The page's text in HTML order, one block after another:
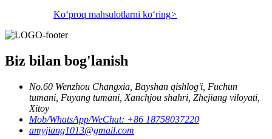
Koʻproq mahsulotlarni koʻring>
Biz bilan bog'lanish
No.60 Wenzhou Changxia, Bayshan qishlog'i, Fuchun
tumani, Fuyang tumani, Xanchjou shahri, Zhejiang viloyati,
Xitoy
Mob/WhatsApp/WeChat: +86 18758037220
amyjiang1013@gmail.com